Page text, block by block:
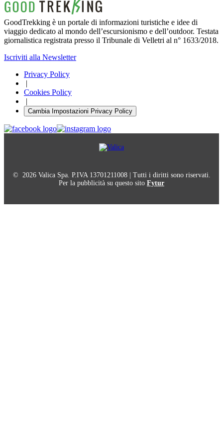
GoodTrekking è un portale di informazioni turistiche e idee di
viaggio dedicato al mondo dell’escursionismo e dell’outdoor. Testata
giornalistica registrata presso il Tribunale di Velletri al n° 1633/2018.
Iscriviti alla Newsletter
Privacy Policy
|
Cookies Policy
|
Cambia Impostazioni Privacy Policy
© 2026 Valica Spa. P.IVA 13701211008 | Tutti i diritti sono riservati.
Per la pubblicità su questo sito Fytur